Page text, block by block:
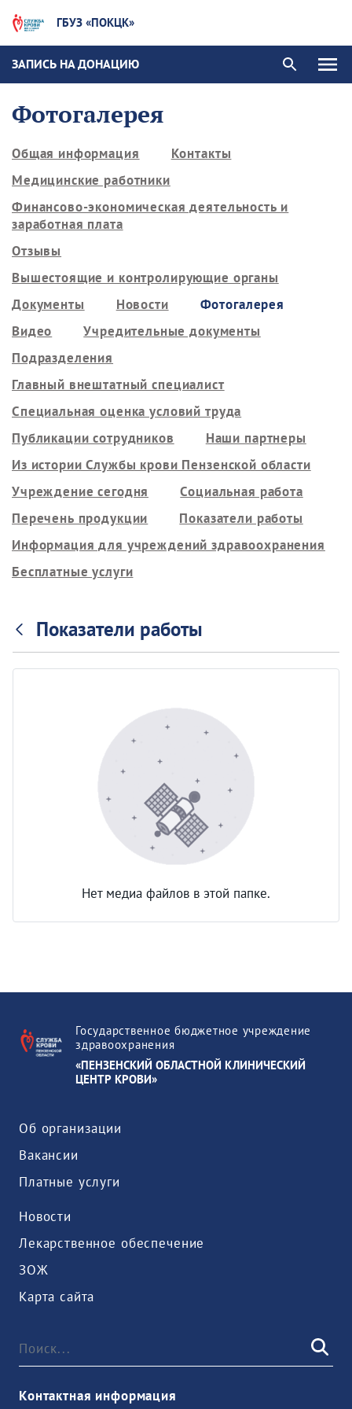
ГБУЗ «ПОКЦК»
ЗАПИСЬ НА ДОНАЦИЮ
Фотогалерея
Общая информация
Контакты
Медицинские работники
Финансово-экономическая деятельность и
заработная плата
Отзывы
Вышестоящие и контролирующие органы
Документы
Новости
Фотогалерея
Видео
Учредительные документы
Подразделения
Главный внештатный специалист
Специальная оценка условий труда
Публикации сотрудников
Наши партнеры
Из истории Службы крови Пензенской области
Учреждение сегодня
Социальная работа
Перечень продукции
Показатели работы
Информация для учреждений здравоохранения
Бесплатные услуги
Показатели работы
Нет медиа файлов в этой папке.
Государственное бюджетное учреждение
здравоохранения
«ПЕНЗЕНСКИЙ ОБЛАСТНОЙ КЛИНИЧЕСКИЙ
ЦЕНТР КРОВИ»
Об организации
Вакансии
Платные услуги
Новости
Лекарственное обеспечение
ЗОЖ
Карта сайта
Контактная информация